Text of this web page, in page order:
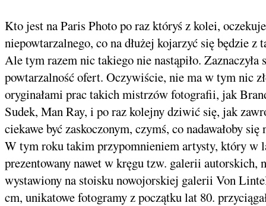
Kto jest na Paris Photo po raz któryś z kolei,
niepowtarzalnego, co na dłużej kojarzyć się będzie z
Ale tym razem nic takiego nie nastąpiło.
powtarzalność ofert. Oczywiście, nie ma w tym nic
oryginałami prac takich mistrzów fotografii, jak
Sudek, Man Ray, i po raz kolejny dziwić się, jak
ciekawe być zaskoczonym, czymś, co nadawałoby
W tym roku takim przypomnieniem artysty, który w
prezentowany nawet w kręgu tzw. galerii autorskich,
wystawiony na stoisku nowojorskiej galerii Von
cm, unikatowe fotogramy z początku lat 80.